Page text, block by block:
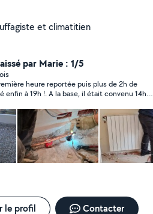
Plombien chauffagiste et climatitien
par Marie : 1/5
heure reportée puis plus de 2h de
enfin à 19h !. A la base, il était convenu 14h.
chauffe eau par un neuf. Ce dernier fuit mais
fait le mort malgré mes rappels avec photos
de la prestation. C'est mon propriétaire
le profil Contacter